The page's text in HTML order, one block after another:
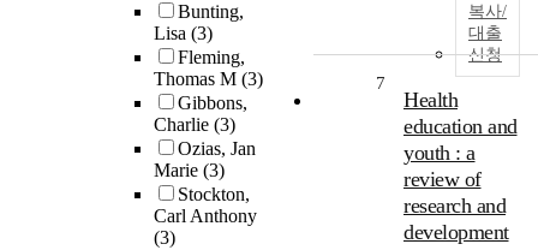
Bunting,
Lisa (3)
Fleming,
Thomas M (3)
Gibbons,
Charlie (3)
Ozias, Jan
Marie (3)
Stockton,
Carl Anthony
(3)
복사/
대출
신청
7
Health
education and
youth : a
review of
research and
development